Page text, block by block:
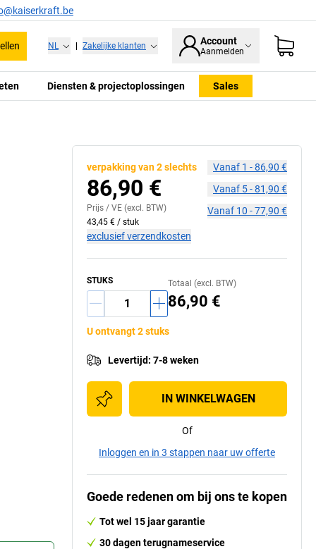
NL Zakelijke klanten Account
Aanmelden
Diensten & projectoplossingen Sales
verpakking van 2 slechts
86,90 €
Prijs / VE (excl. BTW)
43,45 € / stuk
exclusief verzendkosten
Vanaf 1 -86,90 €
Vanaf 5-81,90 €
Vanaf 10 -77,90 €
STUKS Totaal (excl. BTW)
86,90 €
U ontvangt 2 stuks
Levertijd: 7-8 weken
IN WINKELWAGEN
Of
Inloggen en in 3 stappen naar uw offerte
Goede redenen om bij ons te kopen
Tot wel 15 jaar garantie
30 dagen terugnameservice